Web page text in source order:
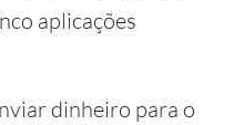
aplicações
dinheiro para o